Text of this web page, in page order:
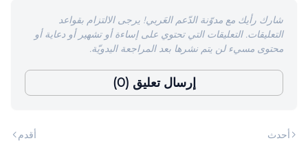
شارك رأيك مع مدوّنة الدّعم العَربي! يرجى الالتزام بقواعد
التعليقات. التعليقات التي تحتوي على إساءة أو تشهير أو دعاية أو
محتوى مسيء لن يتم نشرها بعد المراجعة اليدويّة.
إرسال تعليق (0)
أحدث أقدم